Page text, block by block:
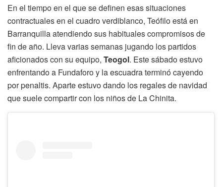
En el tiempo en el que se definen esas situaciones
contractuales en el cuadro verdiblanco, Teófilo está en
Barranquilla atendiendo sus habituales compromisos de
fin de año. Lleva varias semanas jugando los partidos
aficionados con su equipo, Teogol. Este sábado estuvo
enfrentando a Fundaforo y la escuadra terminó cayendo
por penaltis. Aparte estuvo dando los regales de navidad
que suele compartir con los niños de La Chinita.